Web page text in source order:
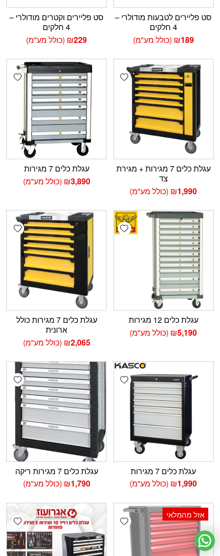
סט פליירים לטבעות מודולרי –
4 חלקים
₪189 (כולל מע"מ)
סט פליירים וקטרים מודולרי –
4 חלקים
₪229 (כולל מע"מ)
Add wishlist
עגלת כלים 7 מגירות + מגירת
צד
₪1,990 (כולל מע"מ)
עגלת כלים 7 מגירות
₪3,890 (כולל מע"מ)
Add wishlist
עגלת כלים 12 מגירות
₪5,190 (כולל מע"מ)
עגלת כלים 7 מגירות כולל
ארונית
₪2,065 (כולל מע"מ)
Add wishlist
עגלת כלים 7 מגירות
₪1,990 (כולל מע"מ)
עגלת כלים 7 מגירות ריקה
₪1,790 (כולל מע"מ)
Add wishlist אזל מהמלאי